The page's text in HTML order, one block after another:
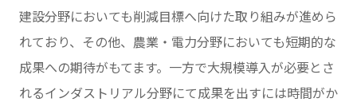
建設分野においても削減目標へ向けた取り組みが進めら
れており、その他、農業・電力分野においても短期的な
成果への期待がもてます。一方で大規模導入が必要とさ
れるインダストリアル分野にて成果を出すには時間がか